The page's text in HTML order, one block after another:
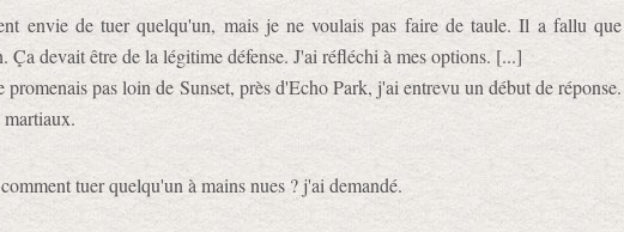
envie de tuer quelqu'un, mais je ne voulais pas faire de taule. Il a fallu que
Ça devait être de la légitime défense. J'ai réfléchi à mes options. [...]
pas loin de Sunset, près d'Echo Park, j'ai entrevu un début de réponse.
tuer quelqu'un à mains nues ? j'ai demandé.